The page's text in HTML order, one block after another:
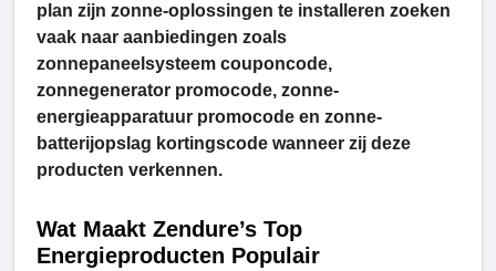
plan zijn zonne-oplossingen te installeren zoeken
vaak naar aanbiedingen zoals
zonnepaneelsysteem couponcode,
zonnegenerator promocode, zonne-
energieapparatuur promocode en zonne-
batterijopslag kortingscode wanneer zij deze
producten verkennen.
Wat Maakt Zendure’s Top
Energieproducten Populair